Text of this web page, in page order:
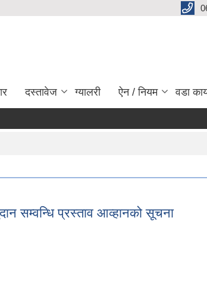
दस्तावेज ग्यालरी ऐन / नियम वडा
सम्वन्धि प्रस्ताव आव्हानको सूचना